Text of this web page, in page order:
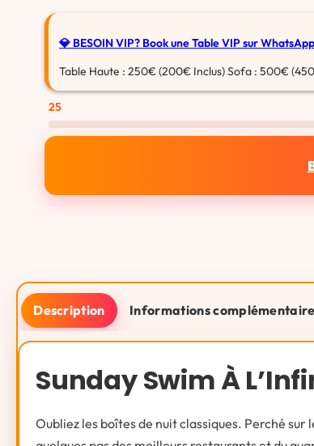
💎 BESOIN VIP? Book une Table VIP sur WhatsApp
Table Haute : 250€ (200€ Inclus) Sofa : 500€
25
Description Informations
Sunday Swim À
Oubliez les boîtes de nuit classiques. Perché sur